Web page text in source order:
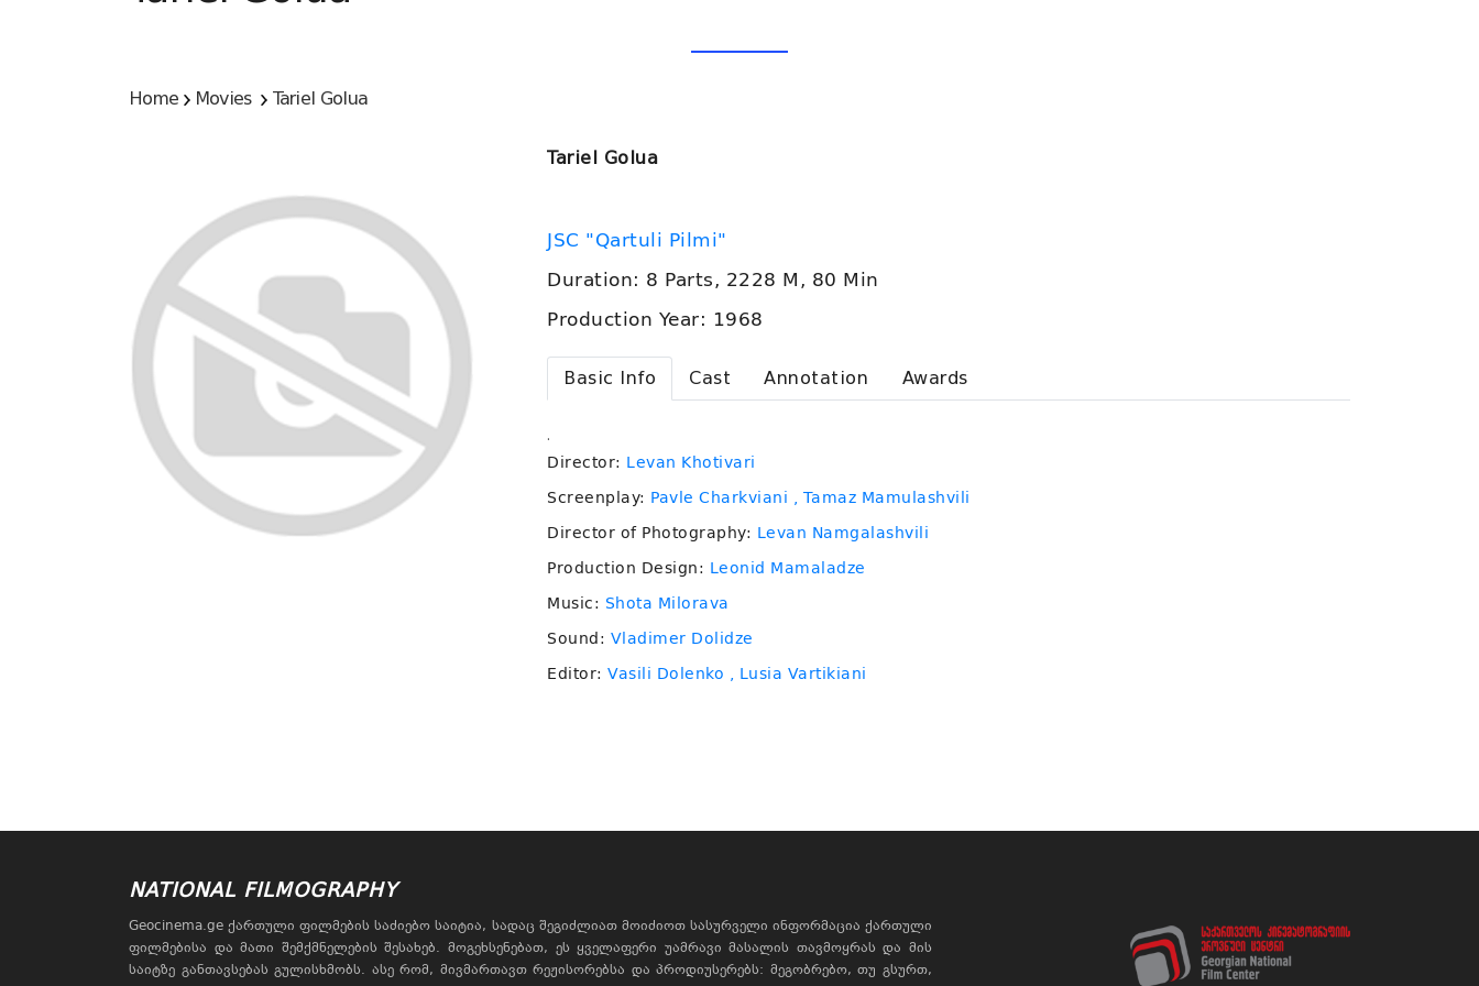
Home Movies Tariel Golua
Tariel Golua
JSC "Qartuli Pilmi"
Duration: 8 Parts, 2228 M, 80 Min
Production Year: 1968
Basic Info Cast Annotation Awards
.
Director: Levan Khotivari
Screenplay: Pavle Charkviani
, Tamaz Mamulashvili
Director of Photography: Levan Namgalashvili
Production Design: Leonid Mamaladze
Music: Shota Milorava
Sound: Vladimer Dolidze
Editor: Vasili Dolenko , Lusia Vartikiani
NATIONAL FILMOGRAPHY
Geocinema.ge ქართული ფილმების საძიებო საიტია, სადაც შეგიძლიათ მოიძიოთ სასურველი ინფორმაცია ქართული
ფილმებისა და მათი შემქმნელების შესახებ. მოგეხსენებათ, ეს ყველაფერი უამრავი მასალის თავმოყრას და მის
საიტზე განთავსებას გულისხმობს. ასე რომ, მივმართავთ რეჟისორებსა და პროდიუსერებს: მეგობრებო, თუ გსურთ,